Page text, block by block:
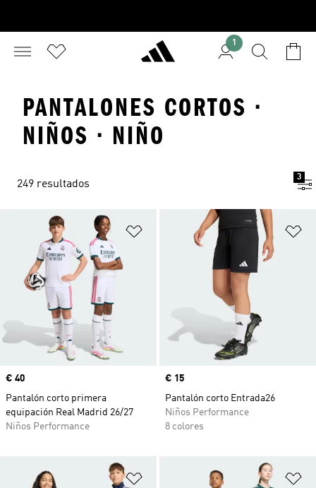
1
PANTALONES CORTOS ·
NIÑOS · NIÑO
249 resultados
3
Añadir a la lista de deseos
Precio
€ 40
Pantalón corto primera
equipación Real Madrid 26/27
Niños Performance
Precio
€ 15
Pantalón corto Entrada26
Niños Performance
8 colores
Añadir a la lista de deseos